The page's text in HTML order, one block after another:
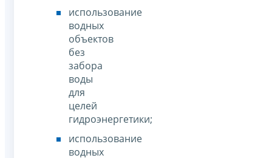
использование
водных
объектов
без
забора
воды
для
целей
гидроэнергетики;
использование
водных